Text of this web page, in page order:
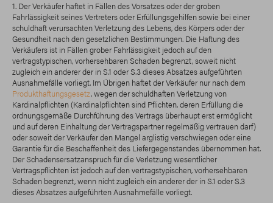
1. Der Verkäufer haftet in Fällen des Vorsatzes oder der groben
Fahrlässigkeit seines Vertreters oder Erfüllungsgehilfen sowie bei einer
schuldhaft verursachten Verletzung des Lebens, des Körpers oder der
Gesundheit nach den gesetzlichen Bestimmungen. Die Haftung des
Verkäufers ist in Fällen grober Fahrlässigkeit jedoch auf den
vertragstypischen, vorhersehbaren Schaden begrenzt, soweit nicht
zugleich ein anderer der in S.1 oder S.3 dieses Absatzes aufgeführten
Ausnahmefälle vorliegt. Im Übrigen haftet der Verkäufer nur nach dem
Produkthaftungsgesetz, wegen der schuldhaften Verletzung von
Kardinalpflichten (Kardinalpflichten sind Pflichten, deren Erfüllung die
ordnungsgemäße Durchführung des Vertrags überhaupt erst ermöglicht
und auf deren Einhaltung der Vertragspartner regelmäßig vertrauen darf)
oder soweit der Verkäufer den Mangel arglistig verschwiegen oder eine
Garantie für die Beschaffenheit des Liefergegenstandes übernommen hat.
Der Schadensersatzanspruch für die Verletzung wesentlicher
Vertragspflichten ist jedoch auf den vertragstypischen, vorhersehbaren
Schaden begrenzt, wenn nicht zugleich ein anderer der in S.1 oder S.3
dieses Absatzes aufgeführten Ausnahmefälle vorliegt.